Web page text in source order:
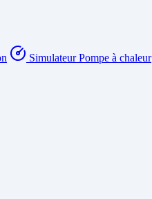
Simulateur Pompe à chaleur